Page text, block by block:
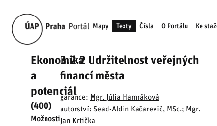
Mapy Texty Čísla O Portálu Ke
Ekonomika
a
potenciál
(400)
Možnosti
3.2.2 Udržitelnost veřejných
financí města
garance: Mgr. Júlia Hamráková
autorství: Sead-Aldin Kačarević, MSc.; Mgr.
Jan Krtička